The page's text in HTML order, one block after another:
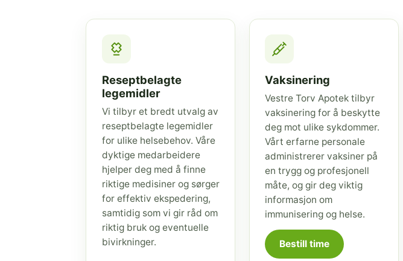
Reseptbelagte
legemidler
Vi tilbyr et bredt utvalg av
reseptbelagte legemidler
for ulike helsebehov. Våre
dyktige medarbeidere
hjelper deg med å finne
riktige medisiner og sørger
for effektiv ekspedering,
samtidig som vi gir råd om
riktig bruk og eventuelle
bivirkninger.
Vaksinering
Vestre Torv Apotek tilbyr
vaksinering for å beskytte
deg mot ulike sykdommer.
Vårt erfarne personale
administrerer vaksiner på
en trygg og profesjonell
måte, og gir deg viktig
informasjon om
immunisering og helse.
Bestill time